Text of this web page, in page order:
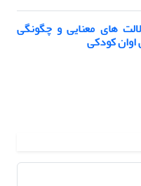
های معنایی و چگونگی
کودکی